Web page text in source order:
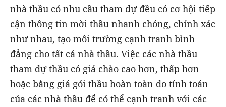
nhà thầu có nhu cầu tham dự đều có cơ hội tiếp
cận thông tin mời thầu nhanh chóng, chính xác
như nhau, tạo môi trường cạnh tranh bình
đẳng cho tất cả nhà thầu. Việc các nhà thầu
tham dự thầu có giá chào cao hơn, thấp hơn
hoặc bằng giá gói thầu hoàn toàn do tính toán
của các nhà thầu để có thể cạnh tranh với các